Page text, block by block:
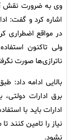
وی به ضرورت نقش
اشاره کرد و گفت:
در مواقع اضطراری
ولی تاکنون
ناترازی‌ها صورت
بالایی ادامه داد:
برق ادارات
ادارات باید با
نیاز را تامین کنند
نشود.